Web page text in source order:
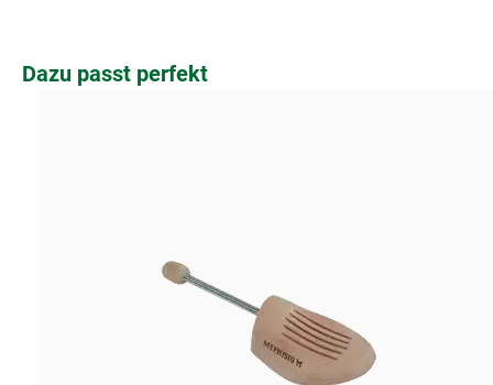
Produktgalerie überspringen
Dazu passt perfekt